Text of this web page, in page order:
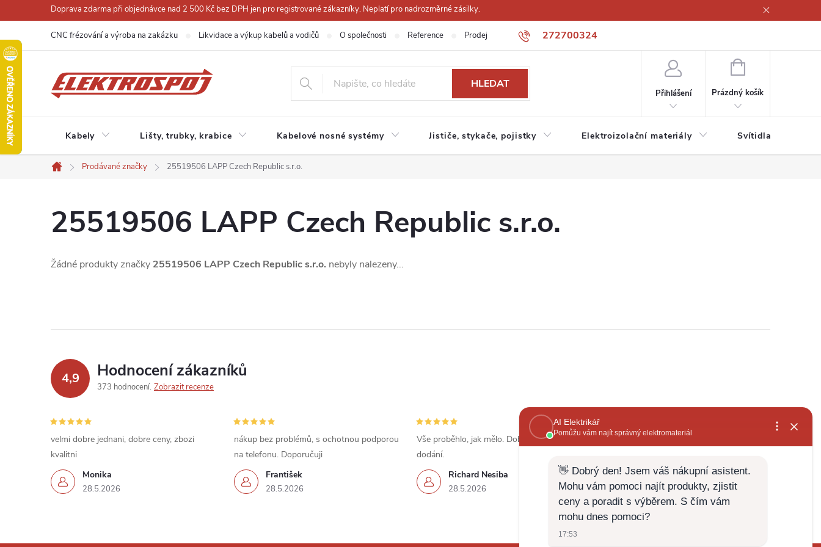
na
obsah
Doprava zdarma při objednávce nad 2 500 Kč bez DPH jen pro registrované zákazníky. Neplatí pro nadrozměrné zásilky.
272700324
CNC frézování a výroba na zakázku Likvidace a výkup kabelů a vodičů O společnosti Reference Prodejna Obchodní podmínky
HLEDAT
Přihlášení
NÁKUPNÍ
Prázdný košík
Kabely Lišty, trubky, krabice Kabelové nosné systémy Jističe, stykače, pojistky Elektroizolační materiály Svítidla a zdroje
Domů
Prodávané značky 25519506 LAPP Czech Republic s.r.o.
25519506 LAPP Czech Republic s.r.o.
Žádné produkty značky 25519506 LAPP Czech Republic s.r.o. nebyly nalezeny...
4,9 Hodnocení zákazníků
373 hodnocení Zobrazit recenze
Monika
28.5.2026
velmi dobre jednani, dobre ceny, zbozi
kvalitni
František
28.5.2026
nákup bez problémů, s ochotnou podporou
na telefonu. Doporučuji
Richard Nesiba
28.5.2026
Vše proběhlo, jak mělo. Dobrá cena, rychlé
dodání.
Zdenek Zabloudil
28.5.2026
již několikátá objednávka,široký sortiment a